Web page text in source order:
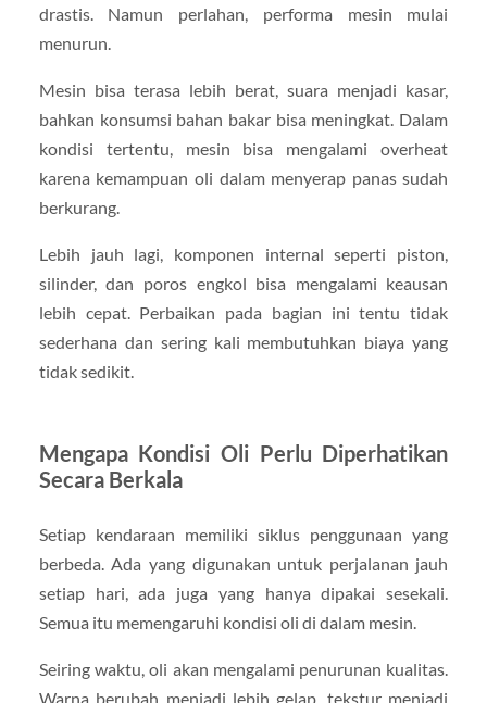
drastis. Namun perlahan, performa mesin mulai
menurun.
Mesin bisa terasa lebih berat, suara menjadi kasar,
bahkan konsumsi bahan bakar bisa meningkat. Dalam
kondisi tertentu, mesin bisa mengalami overheat
karena kemampuan oli dalam menyerap panas sudah
berkurang.
Lebih jauh lagi, komponen internal seperti piston,
silinder, dan poros engkol bisa mengalami keausan
lebih cepat. Perbaikan pada bagian ini tentu tidak
sederhana dan sering kali membutuhkan biaya yang
tidak sedikit.
Mengapa Kondisi Oli Perlu Diperhatikan
Secara Berkala
Setiap kendaraan memiliki siklus penggunaan yang
berbeda. Ada yang digunakan untuk perjalanan jauh
setiap hari, ada juga yang hanya dipakai sesekali.
Semua itu memengaruhi kondisi oli di dalam mesin.
Seiring waktu, oli akan mengalami penurunan kualitas.
Warna berubah menjadi lebih gelap, tekstur menjadi